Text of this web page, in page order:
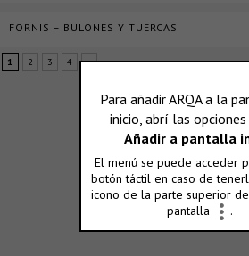
FORNIS – BULONES Y TUERCAS
1 2 3 4 »